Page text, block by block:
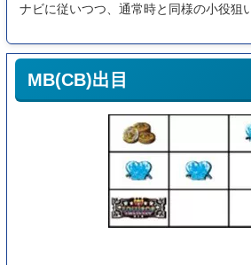
ナビに従いつつ、通常時と同様の小役狙
MB(CB)出目